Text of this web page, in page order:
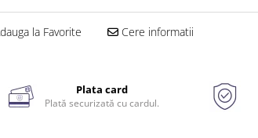
la Favorite Cere informatii
Plata card
Plată securizată cu cardul.